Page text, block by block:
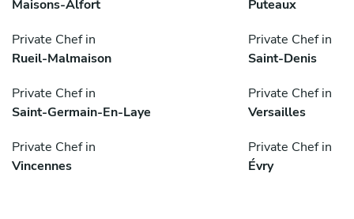
Maisons-Alfort
Puteaux
Private Chef in
Rueil-Malmaison
Private Chef in
Saint-Denis
Private Chef in
Saint-Germain-En-Laye
Private Chef in
Versailles
Private Chef in
Vincennes
Private Chef in
Évry